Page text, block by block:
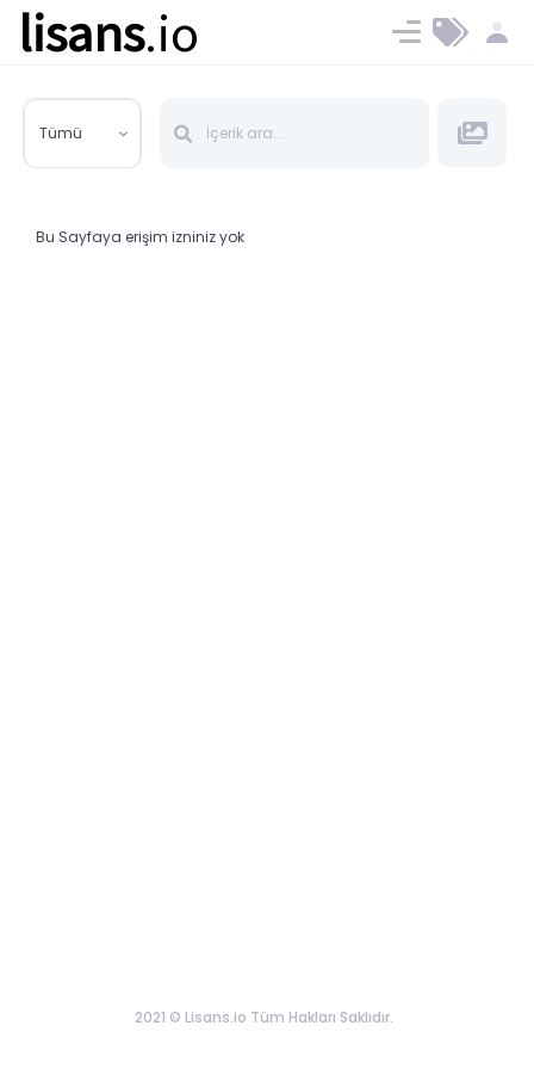
lisans.io Ücret ve Planlar
Tümü
Bu Sayfaya erişim izniniz yok
2021 © Lisans.io Tüm Hakları Saklıdır.